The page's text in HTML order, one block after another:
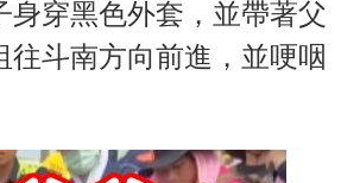
穿黑色外套，並帶著父
斗南方向前進，並哽咽